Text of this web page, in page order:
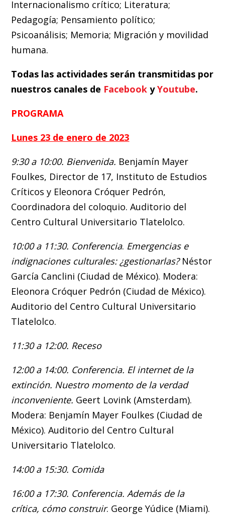
Internacionalismo crítico; Literatura;
Pedagogía; Pensamiento político;
Psicoanálisis; Memoria; Migración y movilidad
humana.
Todas las actividades serán transmitidas por
nuestros canales de Facebook yYoutube.
PROGRAMA
Lunes 23 de enero de 2023
9:30 a 10:00. Bienvenida. Benjamín Mayer
Foulkes, Director de 17, Instituto de Estudios
Críticos y Eleonora Cróquer Pedrón,
Coordinadora del coloquio. Auditorio del
Centro Cultural Universitario Tlatelolco.
10:00 a 11:30. Conferencia. Emergencias e
indignaciones culturales: ¿gestionarlas? Néstor
García Canclini (Ciudad de México). Modera:
Eleonora Cróquer Pedrón (Ciudad de México).
Auditorio del Centro Cultural Universitario
Tlatelolco.
11:30 a 12:00. Receso
12:00 a 14:00. Conferencia. El internet de la
extinción. Nuestro momento de la verdad
inconveniente. Geert Lovink (Amsterdam).
Modera: Benjamín Mayer Foulkes (Ciudad de
México). Auditorio del Centro Cultural
Universitario Tlatelolco.
14:00 a 15:30. Comida
16:00 a 17:30. Conferencia. Además de la
crítica, cómo construir. George Yúdice (Miami).